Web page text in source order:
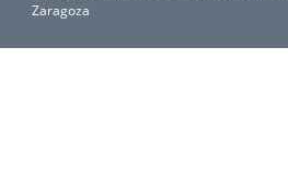
Zaragoza